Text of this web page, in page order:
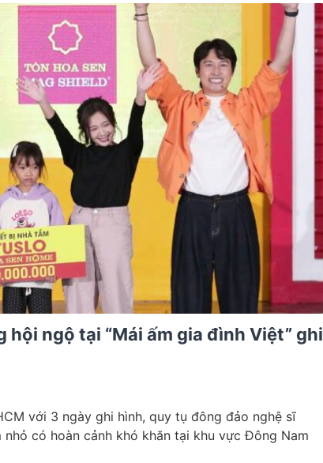
hội ngộ tại “Mái ấm gia đình Việt” ghi
với 3 ngày ghi hình, quy tụ đông đảo nghệ sĩ
có hoàn cảnh khó khăn tại khu vực Đông Nam